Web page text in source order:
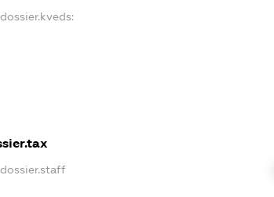
dossier.kveds:
dossier.staff